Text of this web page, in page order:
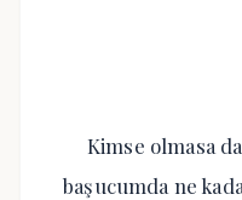
Kimse olmasa
başucumda ne